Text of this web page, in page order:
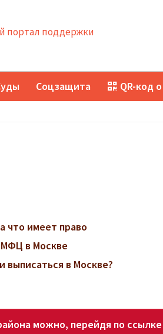
портал поддержки
Соцзащита QR-код
что имеет право
в Москве
выписаться в Москве?
можно, перейдя по ссылке